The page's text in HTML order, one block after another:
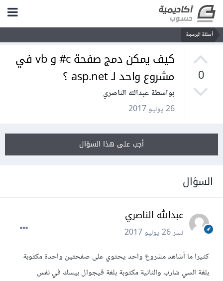
أسئلة البرمجة
0
كيف يمكن دمج صفحة c# و vb في
مشروع واحد لـ asp.net ؟
بواسطة عبدالله الناصري
26 يوليو 2017
أجب على هذا السؤال
السؤال
عبدالله الناصري
نشر26 يوليو 2017
كثيرا ما أشاهد مشروع واحد يحتوي على صفحتين واحدة مكتوبة
بلغة السي شارب والثانية مكتوبة بلغة فيجوال بيسك في نفس